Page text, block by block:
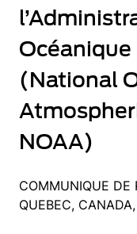
(National
NOAA)
COMMUNIQUE DE
QUEBEC,